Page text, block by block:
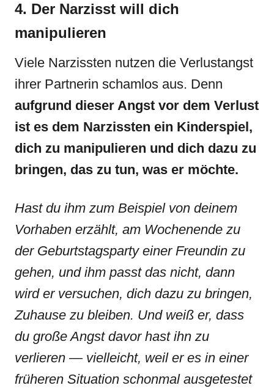
4. Der Narzisst will dich
manipulieren
Viele Narzissten nutzen die Verlustangst
ihrer Partnerin schamlos aus. Denn
aufgrund dieser Angst vor dem Verlust
ist es dem Narzissten ein Kinderspiel,
dich zu manipulieren und dich dazu zu
bringen, das zu tun, was er möchte.
Hast du ihm zum Beispiel von deinem
Vorhaben erzählt, am Wochenende zu
der Geburtstagsparty einer Freundin zu
gehen, und ihm passt das nicht, dann
wird er versuchen, dich dazu zu bringen,
Zuhause zu bleiben. Und weiß er, dass
du große Angst davor hast ihn zu
verlieren — vielleicht, weil er es in einer
früheren Situation schonmal ausgetestet